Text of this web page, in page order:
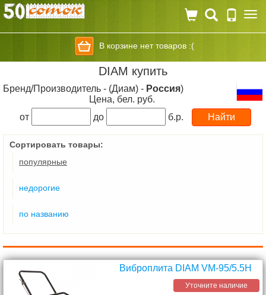
В корзине нет товаров :(
DIAM купить
Бренд/Производитель - (Диам) - Россия)
Цена, бел. руб.
от
до б.р.
Сортировать товары:
популярные
недорогие
по названию
Виброплита DIAM VM-95/5.5H
Уточните наличие